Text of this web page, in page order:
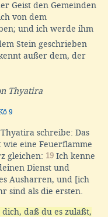
Geist den Gemeinden
von dem
und ich werde ihm
Stein geschrieben
außer dem, der
Thyatira
9
schreibe: Das
wie eine Feuerflamme
gleichen: 19 Ich kenne
Dienst und
Ausharren, und [ich
sind als die ersten.
daß du es zuläßt,